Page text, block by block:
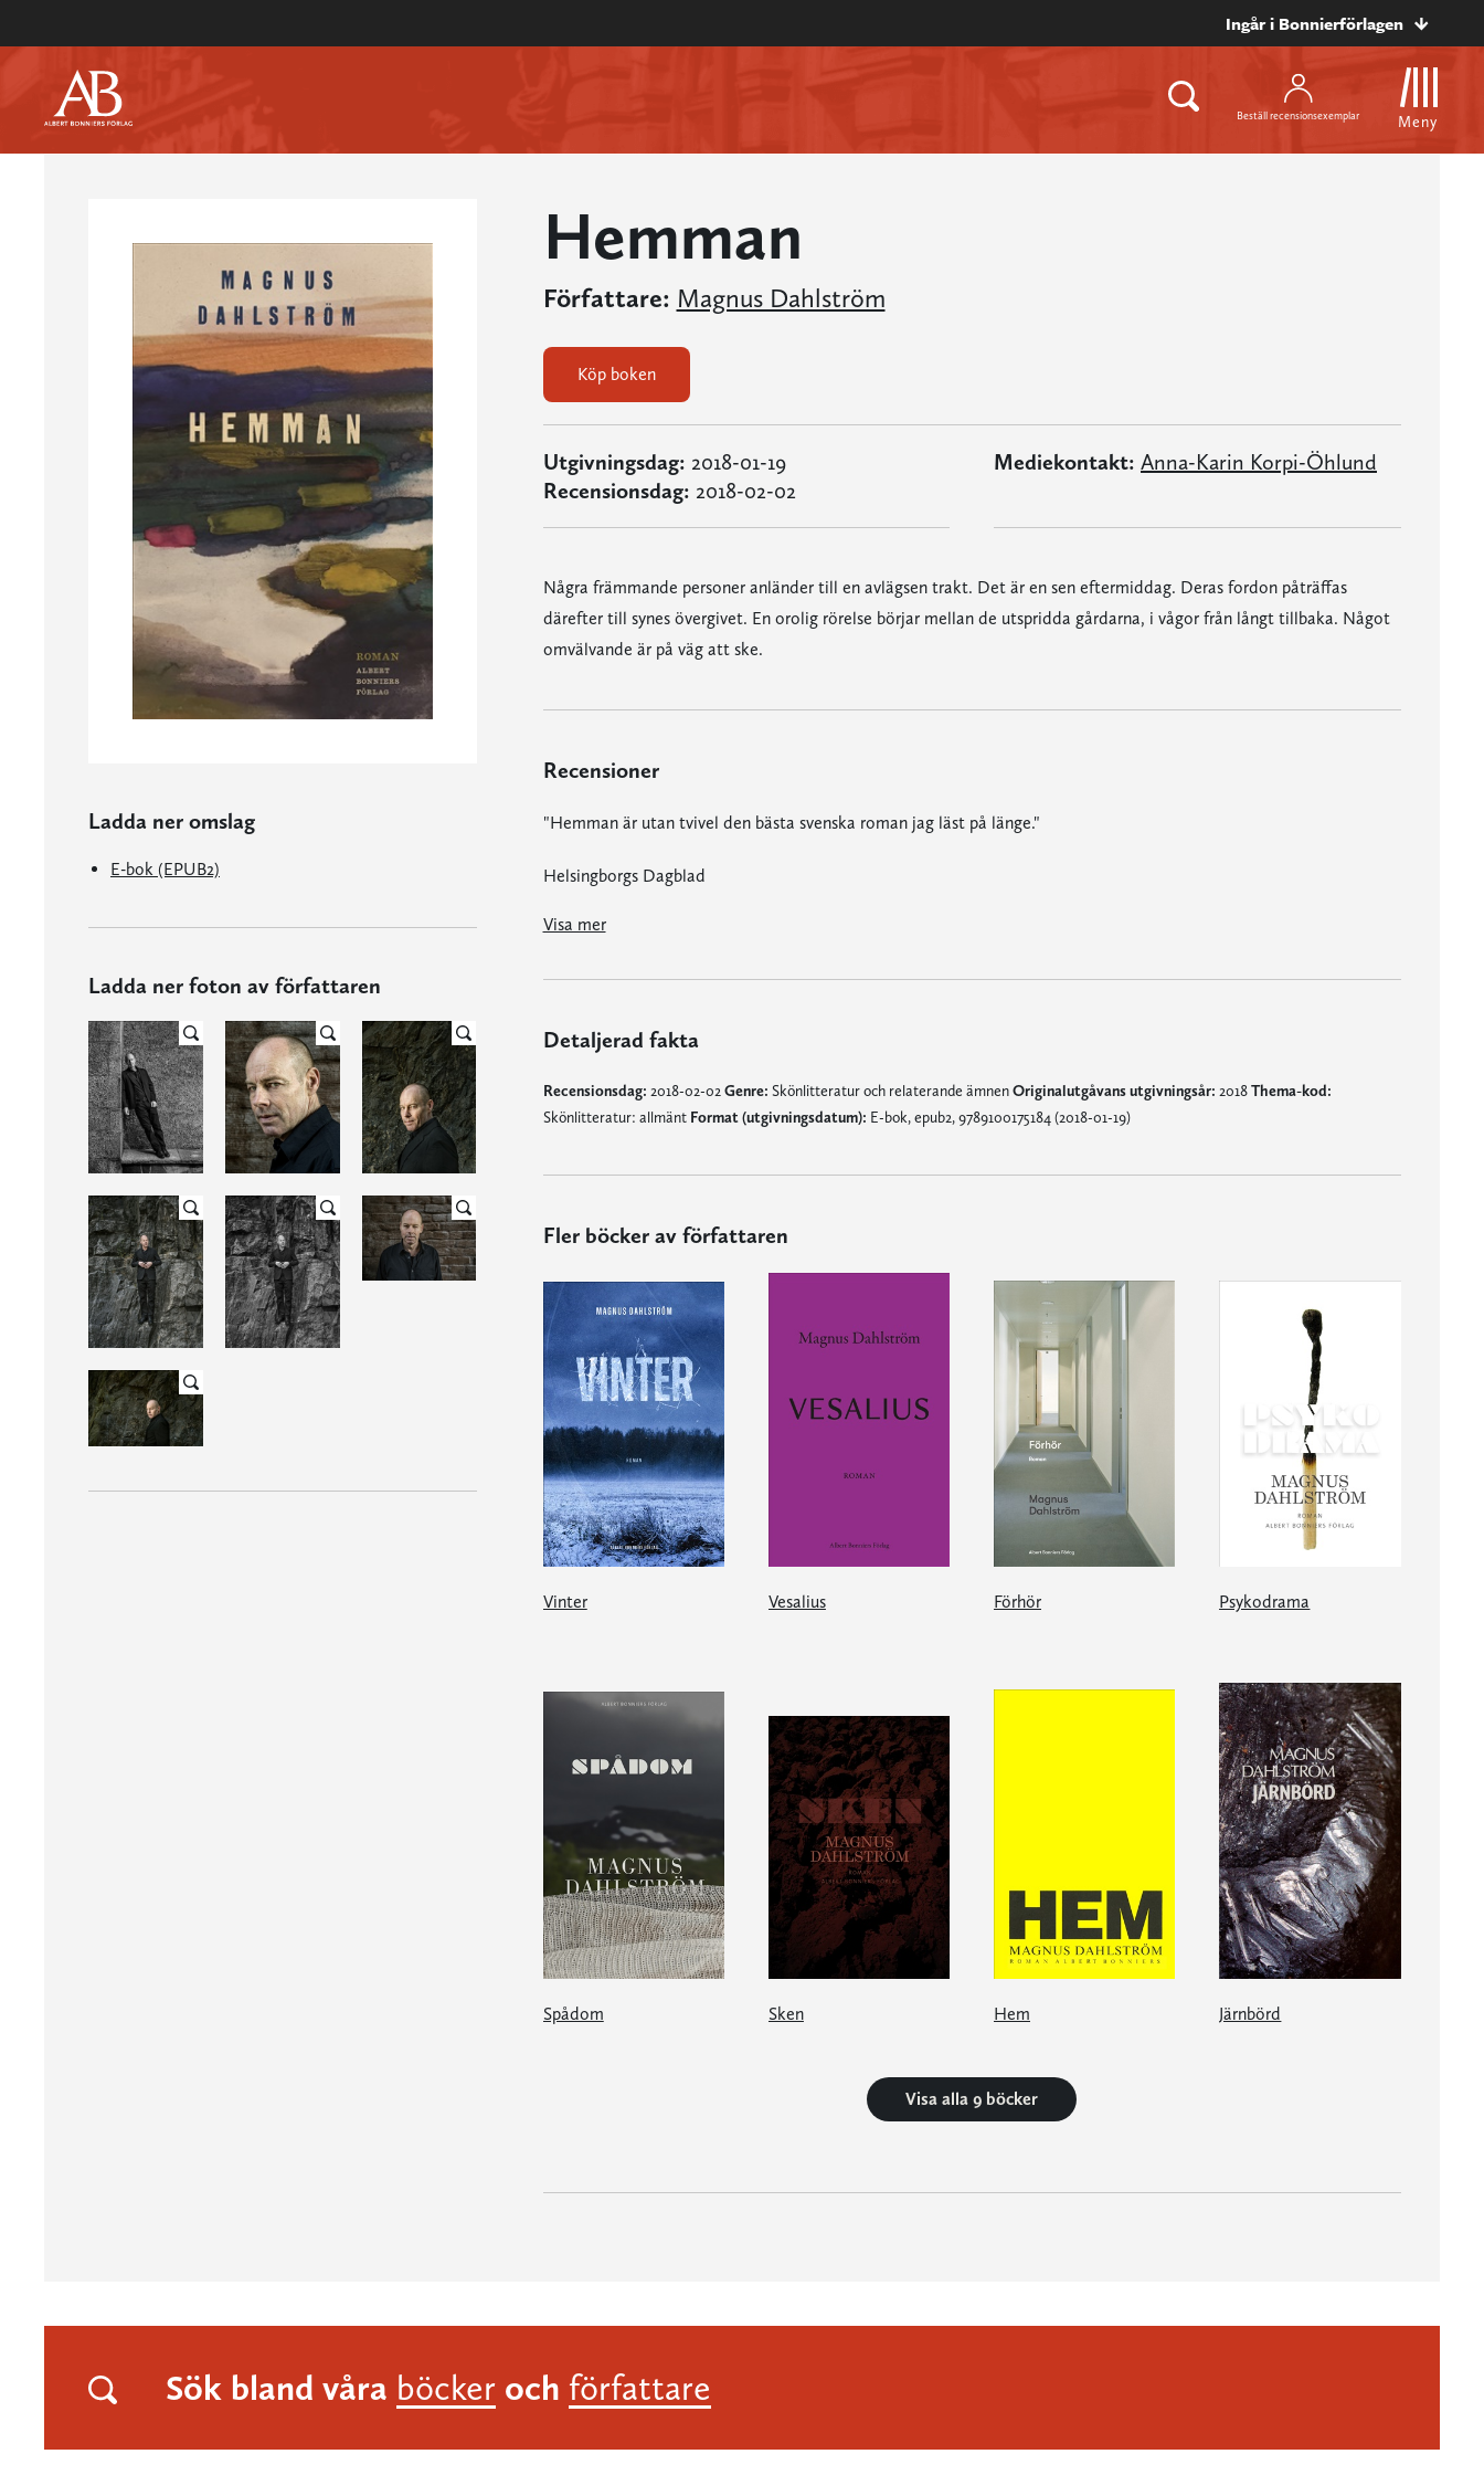
Ingår i Bonnierförlagen
Beställ recensionsexemplar Meny
Ladda ner omslag
E-bok (EPUB2)
Ladda ner foton av författaren
Hemman
Författare: Magnus Dahlström
Köp boken
Utgivningsdag: 2018-01-19
Recensionsdag: 2018-02-02
Mediekontakt: Anna-Karin Korpi-Öhlund
Några främmande personer anländer till en avlägsen trakt. Det är en sen eftermiddag. Deras fordon påträffas
därefter till synes övergivet. En orolig rörelse börjar mellan de utspridda gårdarna, i vågor från långt tillbaka. Något
omvälvande är på väg att ske.
Recensioner
"Hemman är utan tvivel den bästa svenska roman jag läst på länge."
Helsingborgs Dagblad
Visa mer
Detaljerad fakta
Recensionsdag: 2018-02-02 Genre: Skönlitteratur och relaterande ämnenOriginalutgåvans utgivningsår: 2018Thema-kod:
Skönlitteratur: allmänt Format (utgivningsdatum): E-bok, epub2, 9789100175184 (2018-01-19)
Fler böcker av författaren
Vinter Vesalius Förhör Psykodrama
Spådom Sken Hem Järnbörd
Visa alla 9 böcker
Sök bland våra böcker och författare